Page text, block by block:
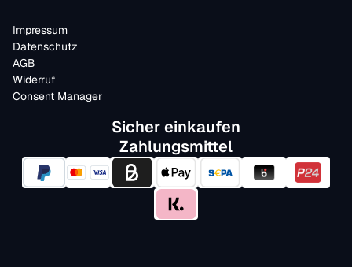
Impressum
Datenschutz
AGB
Widerruf
Consent Manager
Sicher einkaufen
Zahlungsmittel